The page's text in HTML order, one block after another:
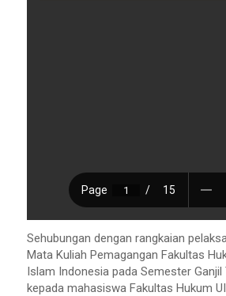
Sehubungan dengan rangkaian
Mata Kuliah Pemagangan Fakultas
Islam Indonesia pada Semester Ganjil
kepada mahasiswa Fakultas Hukum